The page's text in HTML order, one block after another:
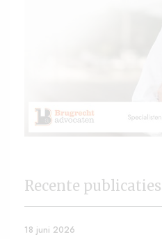
Recente publicaties
18 juni 2026